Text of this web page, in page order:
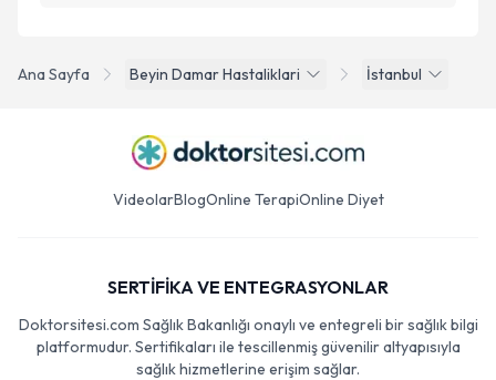
Ana Sayfa Beyin Damar Hastaliklari İstanbul
VideolarBlogOnline TerapiOnline Diyet
SERTİFİKA VE ENTEGRASYONLAR
Doktorsitesi.com Sağlık Bakanlığı onaylı ve entegreli bir sağlık bilgi
platformudur. Sertifikaları ile tescillenmiş güvenilir altyapısıyla
sağlık hizmetlerine erişim sağlar.